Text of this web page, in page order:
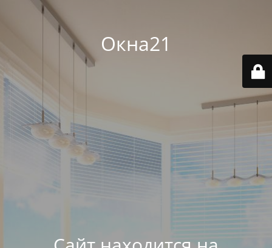
Окна21